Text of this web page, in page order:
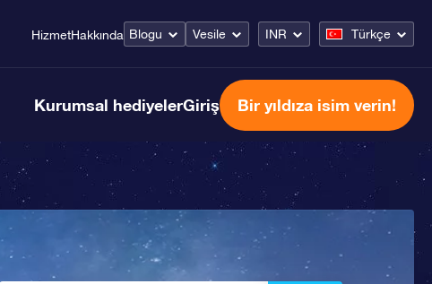
HizmetHakkında Blogu Vesile INR Türkçe
Kurumsal hediyelerGiriş Bir yıldıza isim verin!